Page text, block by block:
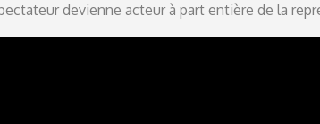
devienne acteur à part entière de la